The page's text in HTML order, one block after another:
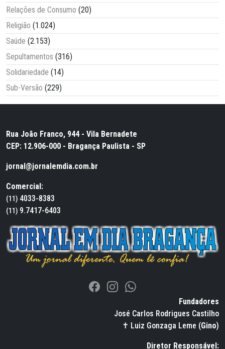
Relações de Consumo (20)
Religião (1.024)
Saúde (2.153)
Sepultamentos (316)
Solidariedade (14)
Sub-Versão (229)
Rua João Franco, 944 - Vila Bernadete
CEP: 12.906-000 - Bragança Paulista - SP
jornal@jornalemdia.com.br
Comercial:
(11) 4033-8383
(11) 9.7417-6403
Fundadores
José Carlos Rodrigues Castilho
✝ Luiz Gonzaga Leme (Gino)
Diretor Responsável: